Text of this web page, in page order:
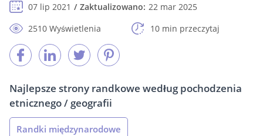
07 lip 2021
Zaktualizowano: 22 mar 2025
2510 Wyświetlenia
10 min przeczytaj
Najlepsze strony randkowe według pochodzenia
etnicznego / geografii
Randki międzynarodowe